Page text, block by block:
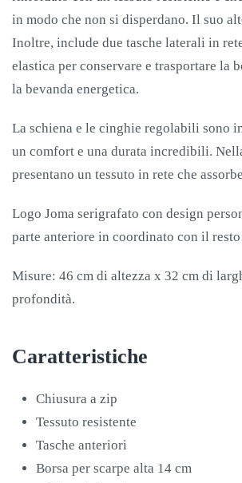
in modo che non si disperdano. Il suo
Inoltre, include due tasche laterali in
elastica per conservare e trasportare la
la bevanda energetica.
La schiena e le cinghie regolabili sono
un comfort e una durata incredibili.
presentano un tessuto in rete che
Logo Joma serigrafato con design
parte anteriore in coordinato con il
Misure: 46 cm di altezza x 32 cm di
profondità.
Caratteristiche
Chiusura a zip
Tessuto resistente
Tasche anteriori
Borsa per scarpe alta 14 cm